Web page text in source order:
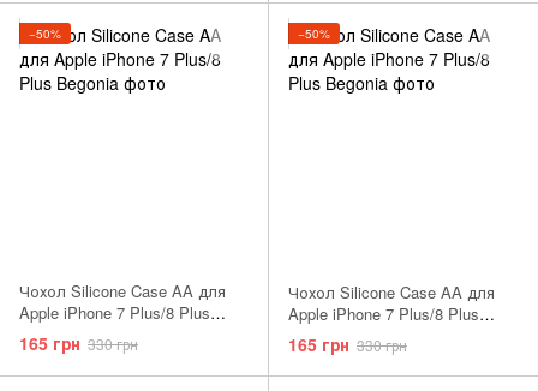
−50%
Чохол Silicone Case AA для
Apple iPhone 7 Plus/8 Plus
Raspberry
165 грн 330 грн
−50%
Чохол Silicone Case AA для
Apple iPhone 7 Plus/8 Plus
Purple
165 грн 330 грн